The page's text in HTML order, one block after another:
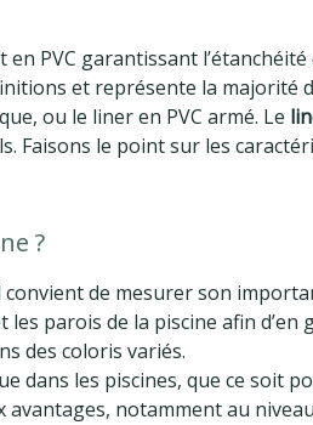
en PVC garantissant
et représente la majorité
ou le liner en PVC armé. Le
Faisons le point sur les
?
convient de mesurer son
les parois de la piscine afin d’en
des coloris variés.
dans les piscines, que ce soit
notamment au